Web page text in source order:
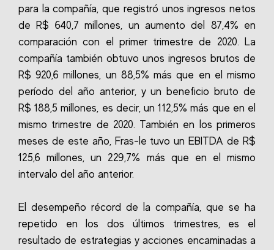
para la compañía, que registró unos ingresos netos
de R$ 640,7 millones, un aumento del 87,4% en
comparación con el primer trimestre de 2020. La
compañía también obtuvo unos ingresos brutos de
R$ 920,6 millones, un 88,5% más que en el mismo
período del año anterior, y un beneficio bruto de
R$ 188,5 millones, es decir, un 112,5% más que en el
mismo trimestre de 2020. También en los primeros
meses de este año, Fras-le tuvo un EBITDA de R$
125,6 millones, un 229,7% más que en el mismo
intervalo del año anterior.
El desempeño récord de la compañía, que se ha
repetido en los dos últimos trimestres, es el
resultado de estrategias y acciones encaminadas a